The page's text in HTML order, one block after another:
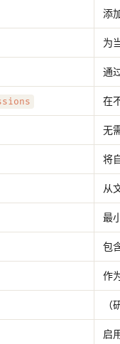
添
为
通
在
无
将
从
最
包
作
启